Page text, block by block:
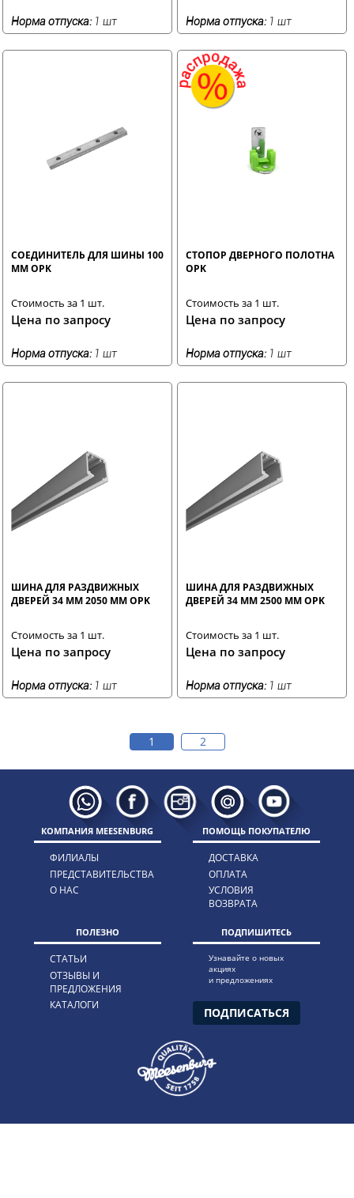
Норма отпуска: 1 шт Норма отпуска: 1 шт
СОЕДИНИТЕЛЬ ДЛЯ ШИНЫ 100
ММ OPK
Стоимость за 1 шт.
Цена по запросу
Норма отпуска: 1 шт
СТОПОР ДВЕРНОГО ПОЛОТНА
ОPK
Стоимость за 1 шт.
Цена по запросу
Норма отпуска: 1 шт
ШИНА ДЛЯ РАЗДВИЖНЫХ
ДВЕРЕЙ 34 ММ 2050 ММ OPK
Стоимость за 1 шт.
Цена по запросу
Норма отпуска: 1 шт
ШИНА ДЛЯ РАЗДВИЖНЫХ
ДВЕРЕЙ 34 ММ 2500 ММ OPK
Стоимость за 1 шт.
Цена по запросу
Норма отпуска: 1 шт
1 2
КОМПАНИЯ MEESENBURG
ФИЛИАЛЫ
ПРЕДСТАВИТЕЛЬСТВА
О НАС
ПОМОЩЬ ПОКУПАТЕЛЮ
ДОСТАВКА
ОПЛАТА
УСЛОВИЯ
ВОЗВРАТА
ПОЛЕЗНО
СТАТЬИ
ОТЗЫВЫ И
ПРЕДЛОЖЕНИЯ
КАТАЛОГИ
ПОДПИШИТЕСЬ
Узнавайте о новых
акциях
и предложениях
ПОДПИСАТЬСЯ